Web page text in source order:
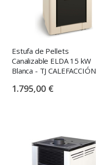
Estufa de Pellets
Canalizable ELDA 15 kW
Blanca - TJ CALEFACCIÓN
1.795,00 €